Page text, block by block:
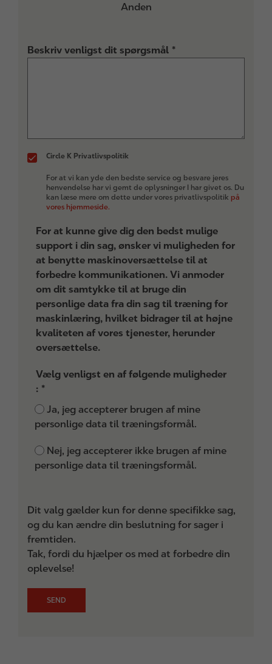
Anden
Beskriv venligst dit spørgsmål
Circle K Privatlivspolitik
For at vi kan yde den bedste service og besvare jeres
henvendelse har vi gemt de oplysninger I har givet os. Du
kan læse mere om dette under vores privatlivspolitik på
vores hjemmeside.
For at kunne give dig den bedst mulige
support i din sag, ønsker vi muligheden for
at benytte maskinoversættelse til at
forbedre kommunikationen. Vi anmoder
om dit samtykke til at bruge din
personlige data fra din sag til træning for
maskinlæring, hvilket bidrager til at højne
kvaliteten af vores tjenester, herunder
oversættelse.
Vælg venligst en af følgende muligheder
:
Ja, jeg accepterer brugen af mine
personlige data til træningsformål.
Nej, jeg accepterer ikke brugen af mine
personlige data til træningsformål.
Dit valg gælder kun for denne specifikke sag,
og du kan ændre din beslutning for sager i
fremtiden.
Tak, fordi du hjælper os med at forbedre din
oplevelse!